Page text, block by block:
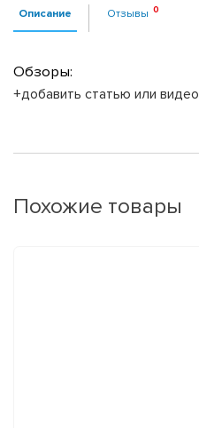
Описание Отзывы
Обзоры:
+добавить статью или видео
Похожие товары